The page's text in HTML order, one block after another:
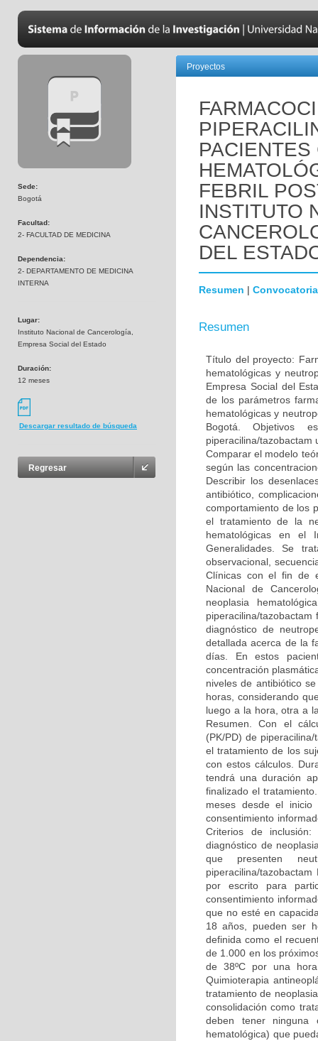
Sede:
Bogotá
Facultad:
2- FACULTAD DE MEDICINA
Dependencia:
2- DEPARTAMENTO DE MEDICINA
INTERNA
Lugar:
Instituto Nacional de Cancerología,
Empresa Social del Estado
Duración:
12 meses
Descargar resultado de búsqueda
Regresar
Proyectos
FEBRIL
INSTITUTO
DEL
Resumen | Convocatoria
Resumen
Título del proyecto:
hematológicas y
Empresa Social del
de los parámetros
hematológicas y
Bogotá. Objetivos
piperacilina/tazobactam
Comparar el modelo
según las
Describir los
antibiótico,
comportamiento de los
el tratamiento de la
hematológicas en el
Generalidades. Se
observacional,
Clínicas con el fin de
Nacional de
neoplasia
piperacilina/
diagnóstico de
detallada acerca de la
días. En estos
concentración
niveles de antibiótico
horas, considerando
luego a la hora, otra a
Resumen. Con el
(PK/PD) de
el tratamiento de los
con estos cálculos.
tendrá una duración
finalizado el
meses desde el
consentimiento
Criterios de
diagnóstico de
que presenten
piperacilina/
por escrito para
consentimiento
que no esté en
18 años, pueden ser
definida como el
de 1.000 en los
de 38ºC por una
Quimioterapia
tratamiento de
consolidación como
deben tener ninguna
hematológica) que